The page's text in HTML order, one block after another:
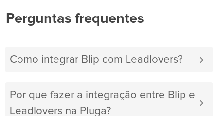
Perguntas frequentes
Como integrar Blip com Leadlovers?
Por que fazer a integração entre Blip e
Leadlovers na Pluga?